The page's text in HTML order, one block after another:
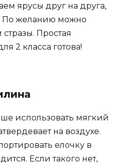
ярусы друг на друга,
По желанию можно
Простая
2 класса готова!
использовать мягкий
на воздухе.
елочку в
Если такого нет,